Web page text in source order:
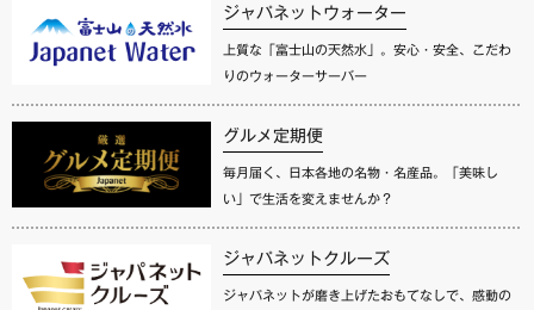
ジャパネットウォーター
上質な「富士山の天然水」。安心・安全、こだわ
りのウォーターサーバー
グルメ定期便
毎月届く、日本各地の名物・名産品。「美味し
い」で生活を変えませんか？
ジャパネットクルーズ
ジャパネットが磨き上げたおもてなしで、感動の